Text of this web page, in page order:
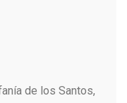
de los Santos,